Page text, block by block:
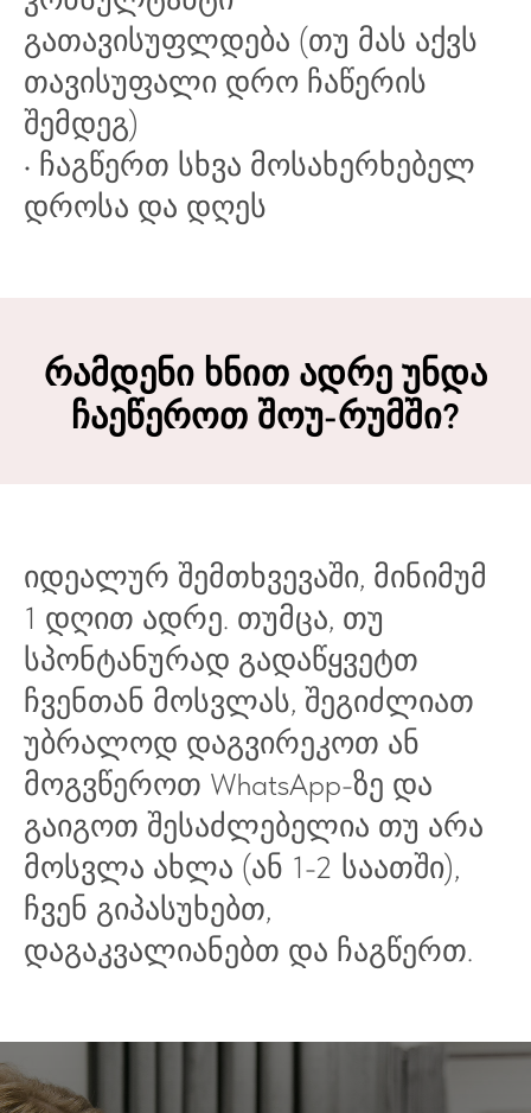
გათავისუფლდება (თუ მას აქვს
თავისუფალი დრო ჩაწერის
შემდეგ)
• ჩაგწერთ სხვა მოსახერხებელ
დროსა და დღეს
რამდენი ხნით ადრე უნდა
ჩაეწეროთ შოუ-რუმში?
იდეალურ შემთხვევაში, მინიმუმ
1 დღით ადრე. თუმცა, თუ
სპონტანურად გადაწყვეტთ
ჩვენთან მოსვლას, შეგიძლიათ
უბრალოდ დაგვირეკოთ ან
მოგვწეროთ WhatsApp-ზე და
გაიგოთ შესაძლებელია თუ არა
მოსვლა ახლა (ან 1-2 საათში),
ჩვენ გიპასუხებთ,
დაგაკვალიანებთ და ჩაგწერთ.